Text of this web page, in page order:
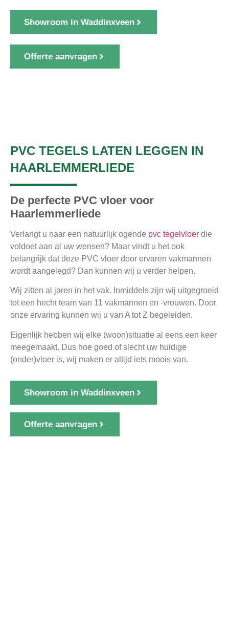
Showroom in Waddinxveen
Offerte aanvragen
PVC TEGELS LATEN LEGGEN IN
HAARLEMMERLIEDE
De perfecte PVC vloer voor
Haarlemmerliede
Verlangt u naar een natuurlijk ogende pvc tegelvloer die
voldoet aan al uw wensen? Maar vindt u het ook
belangrijk dat deze PVC vloer door ervaren vakmannen
wordt aangelegd? Dan kunnen wij u verder helpen.
Wij zitten al jaren in het vak. Inmiddels zijn wij uitgegroeid
tot een hecht team van 11 vakmannen en -vrouwen. Door
onze ervaring kunnen wij u van A tot Z begeleiden.
Eigenlijk hebben wij elke (woon)situatie al eens een keer
meegemaakt. Dus hoe goed of slecht uw huidige
(onder)vloer is, wij maken er altijd iets moois van.
Showroom in Waddinxveen
Offerte aanvragen